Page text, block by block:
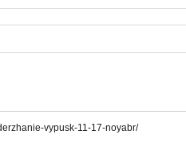
vypusk-11-17-noyabr/